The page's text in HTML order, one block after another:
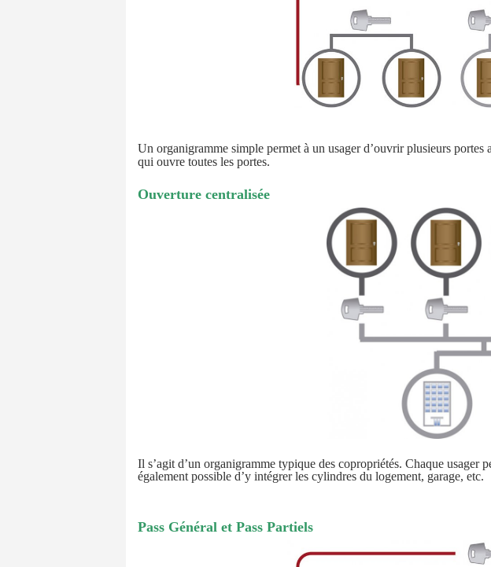
Un organigramme simple permet à un usager d’ouvrir plusieurs
qui ouvre toutes les portes.
Ouverture centralisée
Il s’agit d’un organigramme typique des copropriétés. Chaque usager
également possible d’y intégrer les cylindres du logement, garage, etc.
Pass Général et Pass Partiels